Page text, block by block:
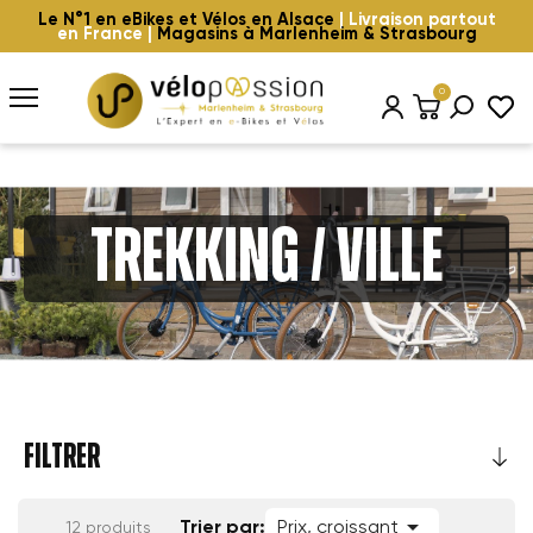
Le N°1 en eBikes et Vélos en Alsace | Livraison partout
en France | Magasins à Marlenheim & Strasbourg
0
Trekking / Ville
FILTRER
12 produits Trier par: Prix, croissant 